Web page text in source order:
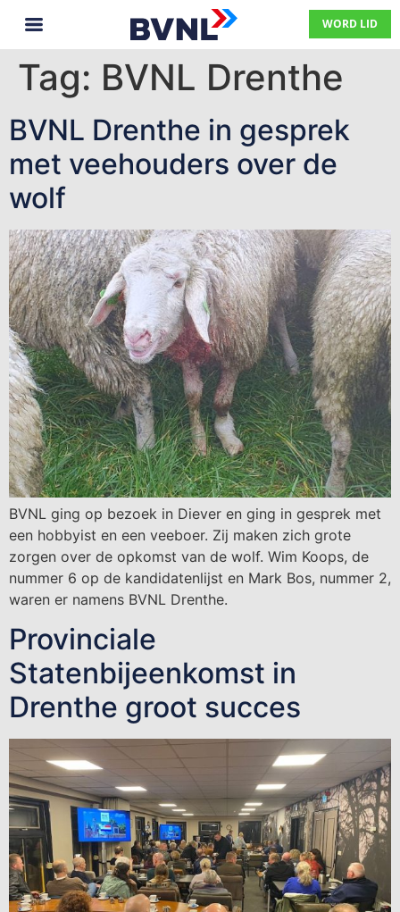
WORD LID
Tag: BVNL Drenthe
BVNL Drenthe in gesprek
met veehouders over de
wolf
BVNL ging op bezoek in Diever en ging in gesprek met
een hobbyist en een veeboer. Zij maken zich grote
zorgen over de opkomst van de wolf. Wim Koops, de
nummer 6 op de kandidatenlijst en Mark Bos, nummer 2,
waren er namens BVNL Drenthe.
Provinciale
Statenbijeenkomst in
Drenthe groot succes